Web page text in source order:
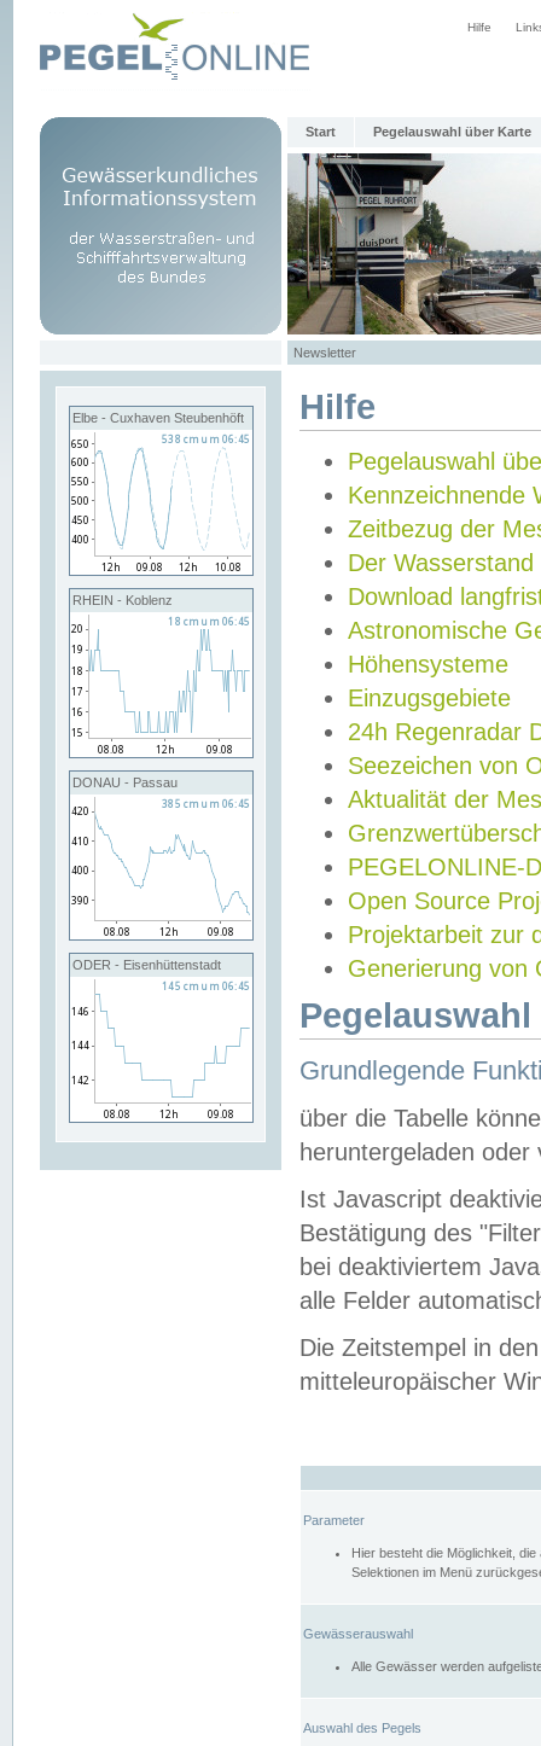
Hilfe
Start Pegelauswahl über Karte
Newsletter
Elbe - Cuxhaven Steubenhöft
RHEIN - Koblenz
DONAU - Passau
ODER - Eisenhüttenstadt
Hilfe
Pegelauswahl
Kennzeichnende
Zeitbezug der
Der Wasserstand
Download
Astronomische
Höhensysteme
Einzugsgebiete
24h Regenradar
Seezeichen von
Aktualität der
PEGELONLINE-
Open Source
Projektarbeit zur
Generierung von
Grundlegende
über die Tabelle
heruntergeladen oder
Ist Javascript
Bestätigung des
bei deaktiviertem
alle Felder
Die Zeitstempel in
mitteleuropäischer
Parameter
Hier besteht die Möglichkeit,
Selektionen im Menü
Gewässerauswahl
Alle Gewässer werden
Auswahl des Pegels